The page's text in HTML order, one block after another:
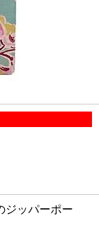
ジッパーポー